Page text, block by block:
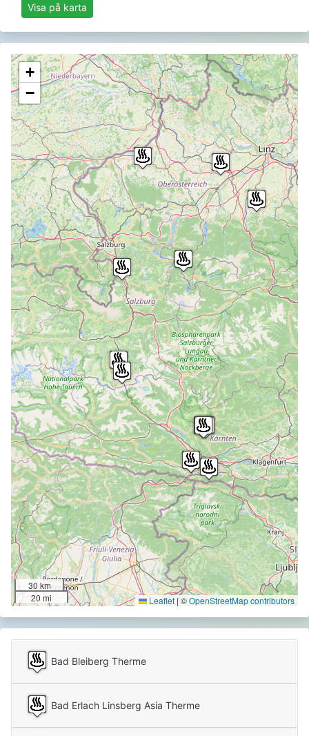
Visa på karta
+
−
30 km
20 mi
Leaflet | ©OpenStreetMap contributors
Bad Bleiberg Therme
Bad Erlach Linsberg Asia Therme